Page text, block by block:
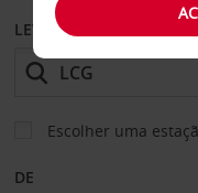
LEVANTAR EM
Escolher uma
DE